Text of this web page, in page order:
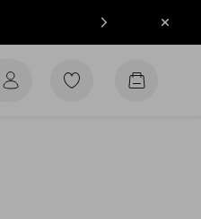
Sulje
Siirry
Siirry